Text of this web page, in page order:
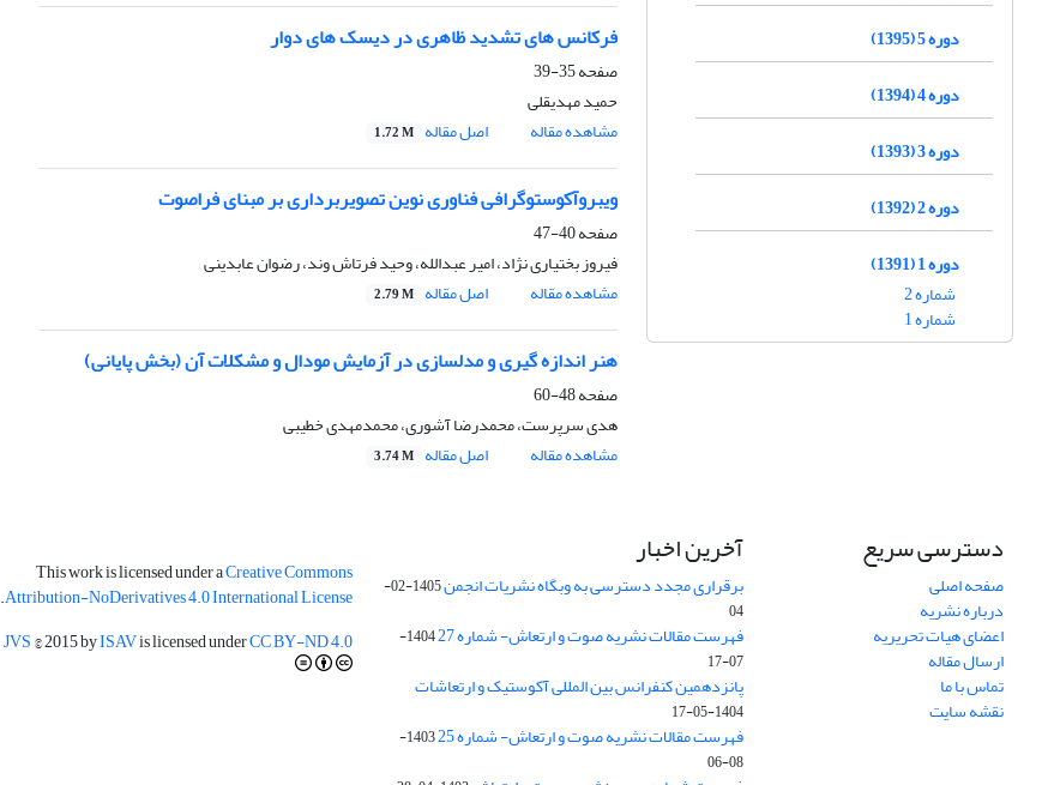
فرکانس‏ های تشدید ظاهری در دیسک‏ های دوار
صفحه35-39
حمید مهدیقلی
مشاهده مقاله
اصل مقاله 1.72 M
ویبروآکوستوگرافی فناوری نوین تصویربرداری بر مبنای فراصوت
صفحه40-47
فیروز بختیاری نژاد، امیر عبدالله، وحید فرتاش وند، رضوان عابدینی
مشاهده مقاله
اصل مقاله 2.79 M
هنر اندازه‏ گیری و مدلسازی در آزمایش مودال و مشکلات آن (بخش پایانی)
صفحه48-60
هدی سرپرست، محمدرضا آشوری، محمدمهدی خطیبی
مشاهده مقاله
اصل مقاله 3.74 M
دوره 5 (1395)
دوره 4 (1394)
دوره 3 (1393)
دوره 2 (1392)
دوره 1 (1391)
شماره 2
شماره 1
دسترسی سریع
صفحه اصلی
درباره نشریه
اعضای هیات تحریریه
ارسال مقاله
تماس با ما
نقشه سایت
آخرین اخبار
برقراری مجدد دسترسی به وبگاه نشریات انجمن
1405-02-
04
فهرست مقالات نشریه صوت و ارتعاش- شماره 27
1404-
07-17
پانزدهمین کنفرانس بین المللی آکوستیک و ارتعاشات
1404-05-17
فهرست مقالات نشریه صوت و ارتعاش- شماره 25
1403-
08-06
This work is licensed under aCreative Commons
Attribution-NoDerivatives 4.0 International License
.
JVS© 2015 byISAVis licensed underCC BY-ND 4.0